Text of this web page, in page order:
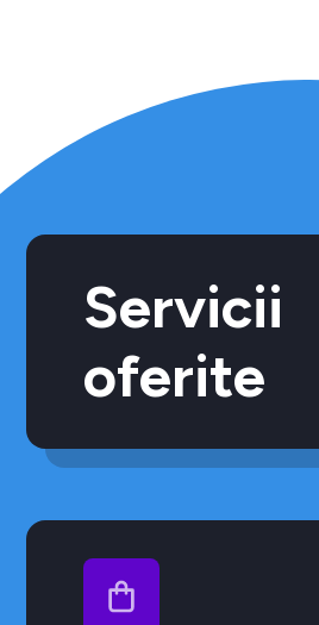
Servicii
oferite